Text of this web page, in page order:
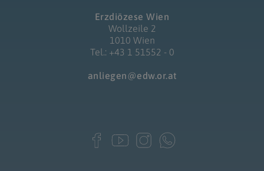
Erzdiözese Wien
Wollzeile 2
1010 Wien
Tel.: +43 1 51552 - 0
anliegen@edw.or.at